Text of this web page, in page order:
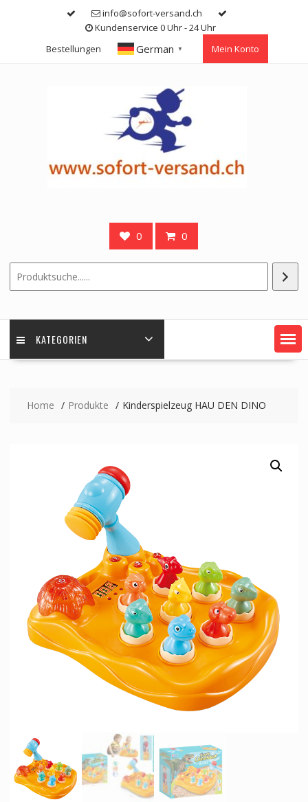
info@sofort-versand.ch
Kundenservice 0 Uhr - 24 Uhr
Bestellungen
German ▼ Mein Konto
0 0
KATEGORIEN
Home Produkte Kinderspielzeug HAU DEN DINO